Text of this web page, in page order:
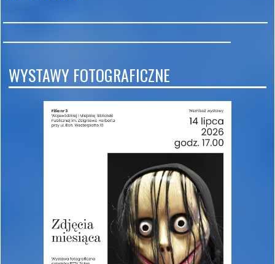
WYSTAWY FOTOGRAFICZNE